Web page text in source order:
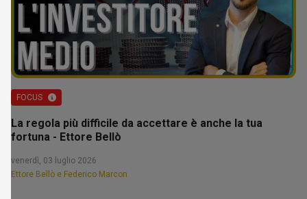
FOCUS
La regola più difficile da accettare è anche la tua
fortuna - Ettore Bellò
venerdì, 03 luglio 2026
Ettore Bellò e Federico Marcon